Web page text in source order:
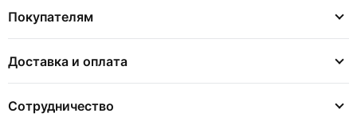
Покупателям
Доставка и оплата
Сотрудничество